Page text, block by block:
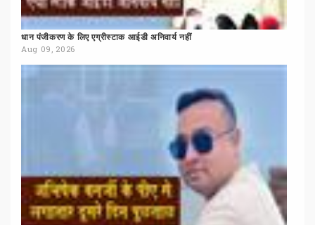
धान पंजीकरण के लिए एग्रीस्टाक आईडी अनिवार्य नहीं
Aug 09, 2026